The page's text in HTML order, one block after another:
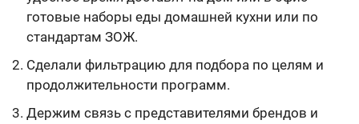
готовые наборы еды домашней кухни или по
стандартам ЗОЖ.
Сделали фильтрацию для подбора по целям и
продолжительности программ.
Держим связь с представителями брендов и